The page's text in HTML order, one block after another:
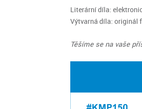
Literární díla:
Výtvarná díla: originál
Těšíme se na vaše